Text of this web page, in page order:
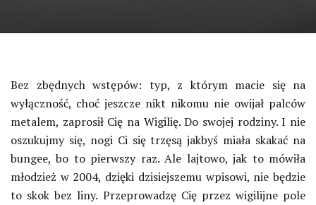
Bez zbędnych wstępów: typ, z którym macie się na
wyłączność, choć jeszcze nikt nikomu nie owijał palców
metalem, zaprosił Cię na Wigilię. Do swojej rodziny. I nie
oszukujmy się, nogi Ci się trzęsą jakbyś miała skakać na
bungee, bo to pierwszy raz. Ale lajtowo, jak to mówiła
młodzież w 2004, dzięki dzisiejszemu wpisowi, nie będzie
to skok bez liny. Przeprowadzę Cię przez wigilijne pole